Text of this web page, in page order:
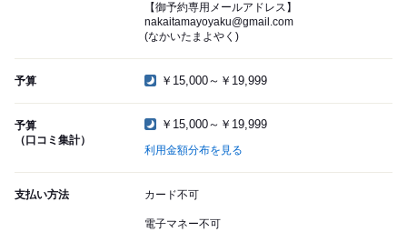
【御予約専用メールアドレス】
nakaitamayoyaku@gmail.com
(なかいたまよやく)
予算 ￥15,000～￥19,999
予算
（口コミ集計）
￥15,000～￥19,999
利用金額分布を見る
支払い方法 カード不可
電子マネー不可